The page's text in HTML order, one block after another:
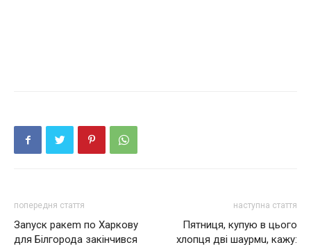
попередня стаття
Заnуск ракеm по Харкову
для Білгорода закінчився
наступна стаття
Пятниця, купую в цього
xлoпця двi шaypмu, кажу: